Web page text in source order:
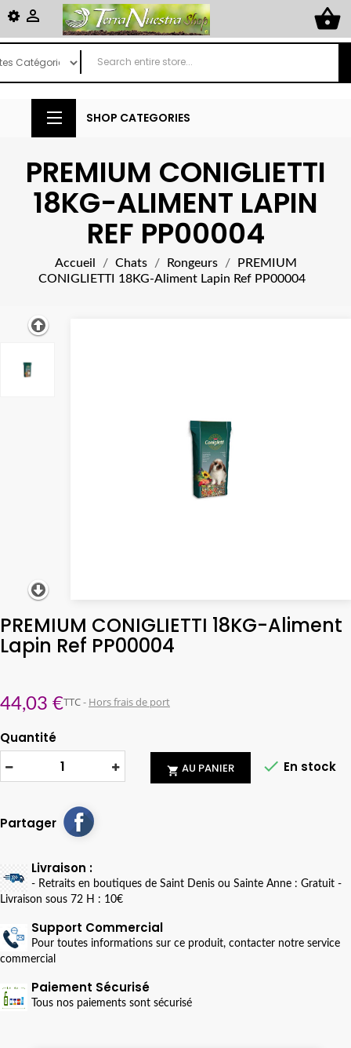
shopping_basket

SHOP CATEGORIES
PREMIUM CONIGLIETTI
18KG-ALIMENT LAPIN
REF PP00004
Accueil Chats Rongeurs
PREMIUM
CONIGLIETTI 18KG-Aliment Lapin Ref PP00004
PREMIUM CONIGLIETTI 18KG-Aliment
Lapin Ref PP00004
44,03 €TTC Hors frais de port
Quantité
 AU PANIER  En stock
Partager
Livraison :
- Retraits en boutiques de Saint Denis ou Sainte Anne : Gratuit -
Livraison sous 72 H : 10€
Support Commercial
Pour toutes informations sur ce produit, contacter notre service
commercial
Paiement Sécurisé
Tous nos paiements sont sécurisé